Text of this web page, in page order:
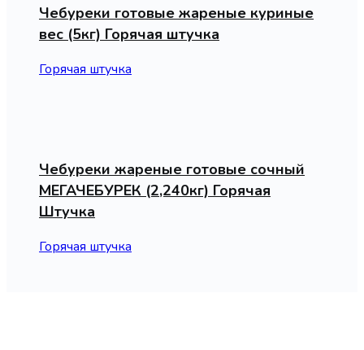
Чебуреки готовые жареные куриные
вес (5кг) Горячая штучка
Горячая штучка
Чебуреки жареные готовые сочный
МЕГАЧЕБУРЕК (2,240кг) Горячая
Штучка
Горячая штучка